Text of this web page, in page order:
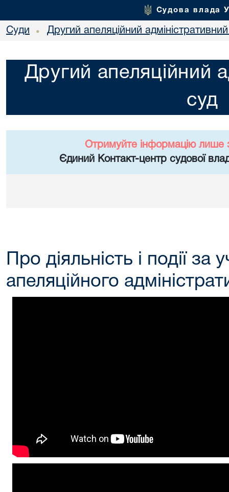
Судова влада
Суди • Другий апеляційний
Другий апеляційний
суд
Отримуйте інформацію лише
Єдиний Контакт-центр судової
Про діяльність і події
апеляційного